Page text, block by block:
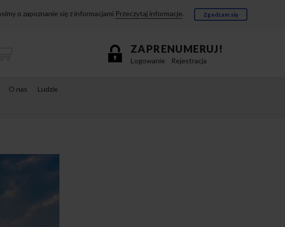
o zapoznanie się z informacjami Przeczytaj informacje. Zgadzam się
ZAPRENUMERUJ!
Logowanie Rejestracja
O nas
Ludzie